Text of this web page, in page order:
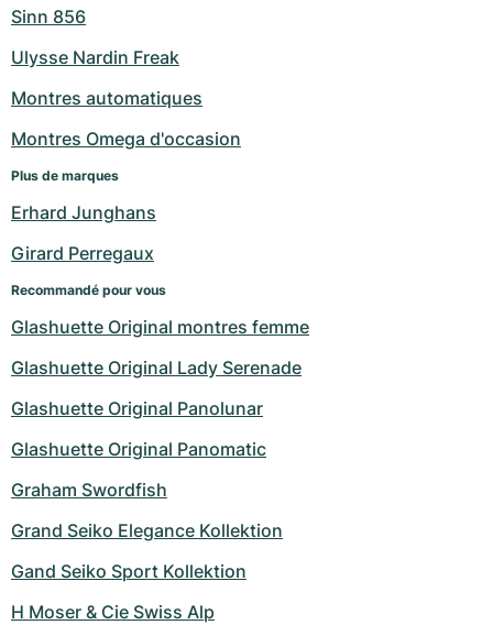
Sinn 856
Ulysse Nardin Freak
Montres automatiques
Montres Omega d'occasion
Plus de marques
Erhard Junghans
Girard Perregaux
Recommandé pour vous
Glashuette Original montres femme
Glashuette Original Lady Serenade
Glashuette Original Panolunar
Glashuette Original Panomatic
Graham Swordfish
Grand Seiko Elegance Kollektion
Gand Seiko Sport Kollektion
H Moser & Cie Swiss Alp